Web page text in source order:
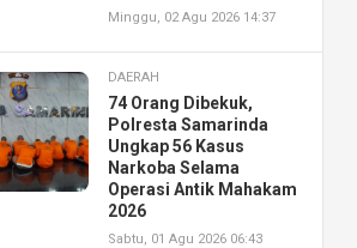
Minggu, 02 Agu 2026 14:37
DAERAH
74 Orang Dibekuk,
Polresta Samarinda
Ungkap 56 Kasus
Narkoba Selama
Operasi Antik Mahakam
2026
Sabtu, 01 Agu 2026 06:43